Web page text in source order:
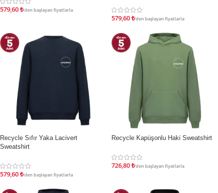
579,60₺'den başlayan fiyatlarla
579,60₺'den başlayan fiyatlarla
İNDIRIM
Recycle Sıfır Yaka Lacivert
Sweatshirt
579,60₺'den başlayan fiyatlarla
İNDIRIM
Recycle Kapüşonlu Haki Sweatshirt
726,80₺'den başlayan fiyatlarla